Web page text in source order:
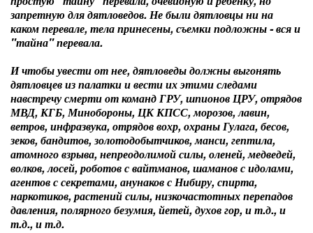
запретную для дятловедов. Не были дятловцы ни на
каком перевале, тела принесены, съемки подложны - вся и
"тайна" перевала.
И чтобы увести от нее, дятловеды должны выгонять
дятловцев из палатки и вести их этими следами
навстречу смерти от команд ГРУ, шпионов ЦРУ, отрядов
МВД, КГБ, Минобороны, ЦК КПСС, морозов, лавин,
ветров,инфразвука,отрядов вохр, охраны Гулага, бесов,
зеков, бандитов, золотодобытчиков, манси, гептила,
атомного взрыва, непреодолимой силы, оленей, медведей,
волков, лосей, роботов с вайтманов, шаманов с идолами,
агентов с секретами, анунаков с Нибиру, спирта,
наркотиков, растений силы, низкочастотных перепадов
давления, полярного безумия, йетей, духов гор, и т.д., и
т.д., и т.д.